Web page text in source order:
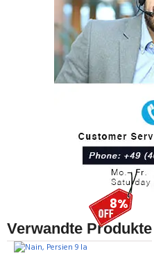
Verwandte Produkte
8%